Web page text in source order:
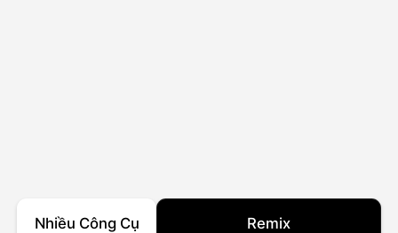
Nhiều Công Cụ Remix